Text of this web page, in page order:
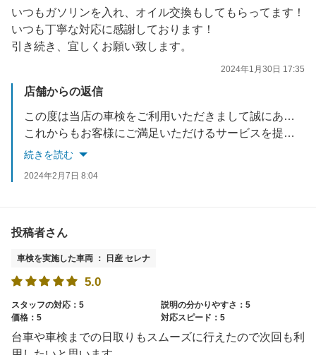
いつもガソリンを入れ、オイル交換もしてもらってます！
いつも丁寧な対応に感謝しております！
引き続き、宜しくお願い致します。
2024年1月30日 17:35
店舗からの返信
この度は当店の車検をご利用いただきまして誠にありがとうございます。
これからもお客様にご満足いただけるサービスを提供できるよう努めてまいります。
またのご利用を心よりお待ち申しあげます
続きを読む
2024年2月7日 8:04
投稿者さん
車検を実施した車両 ： 日産 セレナ
5.0
スタッフの対応：5
説明の分かりやすさ：5
価格：5
対応スピード：5
台車や車検までの日取りもスムーズに行えたので次回も利